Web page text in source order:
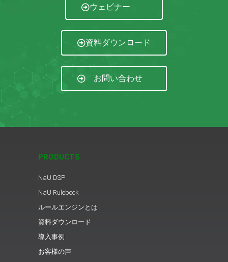
ウェビナー
資料ダウンロード
お問い合わせ
PRODUCTS
NaU DSP
NaU Rulebook
ルールエンジンとは
資料ダウンロード
導入事例
お客様の声